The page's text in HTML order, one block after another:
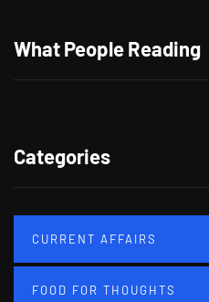
What People Reading
Categories
CURRENT AFFAIRS
FOOD FOR THOUGHTS